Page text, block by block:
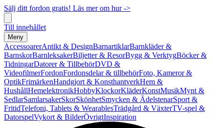
Sälj ditt fordon gratis! Läs mer om hur ->
Till innehållet
Meny
AccessoarerAntikt & DesignBarnartiklarBarnkläder &
BarnskorBarnleksakerBiljetter & ResorBygg & VerktygBöcker &
TidningarDatorer & TillbehörDVD &
VideofilmerFordonFordonsdelar & tillbehörFoto, Kameror &
OptikFrimärkenHandgjort & KonsthantverkHem &
HushållHemelektronikHobbyKlockorKläderKonstMusikMynt &
SedlarSamlarsakerSkorSkönhetSmycken & ÄdelstenarSport &
FritidTelefoni, Tablets & WearablesTrädgård & VäxterTV-spel &
DatorspelVykort & BilderÖvrigtInspiration